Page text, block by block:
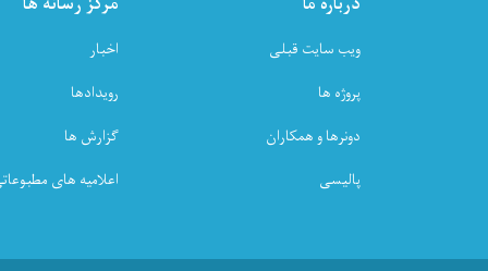
ویب سایت قبلی
پروژه ها
دونرها و همکاران
پالیسی
اخبار
رویدادها
گزارش ها
اعلامیه های